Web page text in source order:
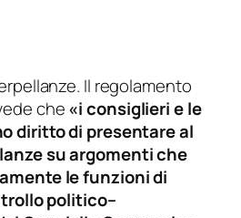
Il regolamento
che«i consiglieri e le
diritto di presentare al
su argomenti che
le funzioni di
politico–